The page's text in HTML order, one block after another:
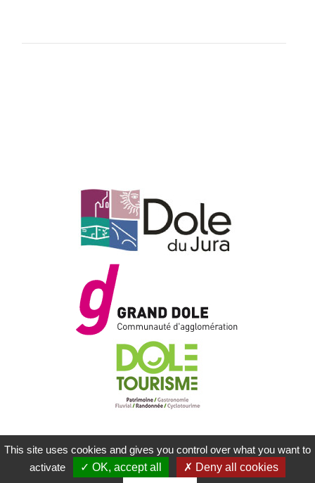
MENTIONS LÉGALES
PLAN DU SITE
CONTACTEZ-NOUS
RÉALISATION KOREDGE
This site uses cookies and gives you control over what you want to
activate
OK, accept all
Deny all cookies